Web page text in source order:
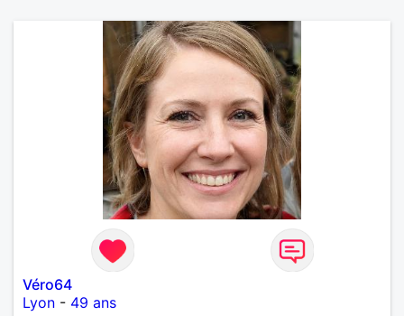
Véro64
Lyon - 49 ans